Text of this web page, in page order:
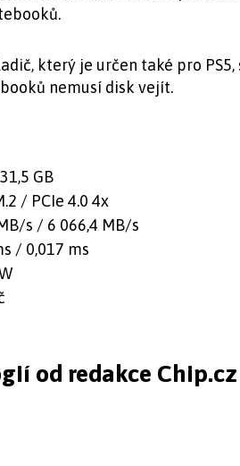
který je určen také pro PS5,
nemusí disk vejít.
GB
/ PCIe 4.0 4x
s / 6 066,4 MB/s
/ 0,017 ms
od redakce Chip.cz